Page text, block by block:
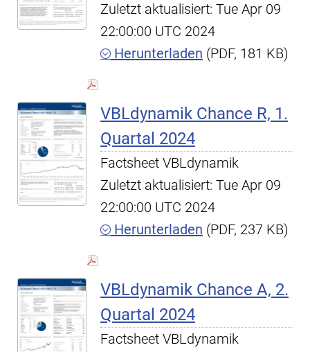
Zuletzt aktualisiert: Tue Apr 09
22:00:00 UTC 2024
Herunterladen (PDF, 181 KB)
VBLdynamik Chance R, 1.
Quartal 2024
Factsheet VBLdynamik
Zuletzt aktualisiert: Tue Apr 09
22:00:00 UTC 2024
Herunterladen (PDF, 237 KB)
VBLdynamik Chance A, 2.
Quartal 2024
Factsheet VBLdynamik